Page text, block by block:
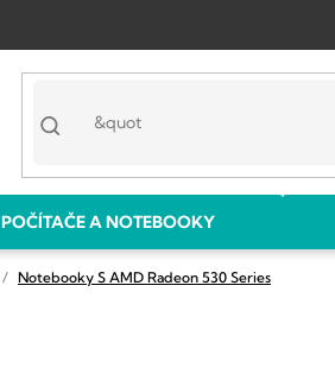
POČÍTAČE A NOTEBOOKY
Notebooky S AMD Radeon 530 Series